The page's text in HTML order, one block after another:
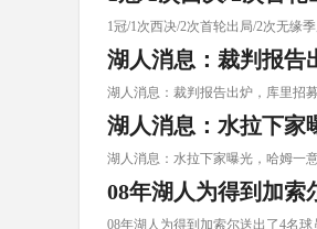
1冠/1次西决/2次首轮出局/2次无缘
湖人消息：裁判报告
湖人消息：裁判报告出炉，库里招
湖人消息：水拉下家
湖人消息：水拉下家曝光，哈姆一
08年湖人为得到加索
08年湖人为得到加索尔送出了4名